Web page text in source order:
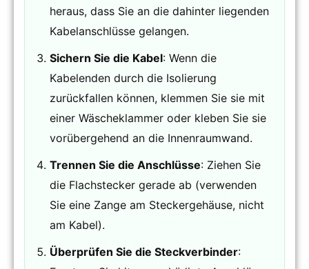
heraus, dass Sie an die dahinter liegenden
Kabelanschlüsse gelangen.
Sichern Sie die Kabel: Wenn die
Kabelenden durch die Isolierung
zurückfallen können, klemmen Sie sie mit
einer Wäscheklammer oder kleben Sie sie
vorübergehend an die Innenraumwand.
Trennen Sie die Anschlüsse: Ziehen Sie
die Flachstecker gerade ab (verwenden
Sie eine Zange am Steckergehäuse, nicht
am Kabel).
Überprüfen Sie die Steckverbinder: